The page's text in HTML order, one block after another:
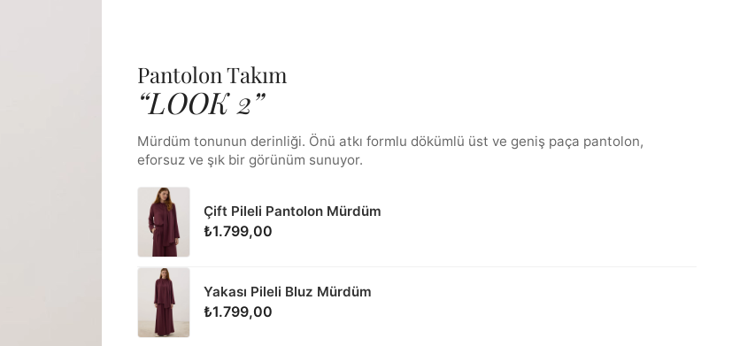
Pantolon Takım
“LOOK 2”
Mürdüm tonunun derinliği. Önü atkı formlu dökümlü üst ve geniş paça pantolon,
eforsuz ve şık bir görünüm sunuyor.
Çift Pileli Pantolon Mürdüm
₺1.799,00
Yakası Pileli Bluz Mürdüm
₺1.799,00